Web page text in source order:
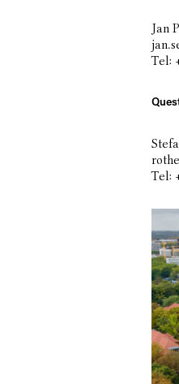
Jan
Tel:
Tel: